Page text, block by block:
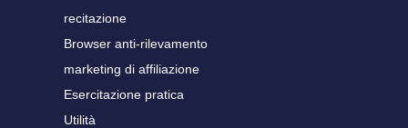
recitazione
Browser anti-rilevamento
marketing di affiliazione
Esercitazione pratica
Utilità